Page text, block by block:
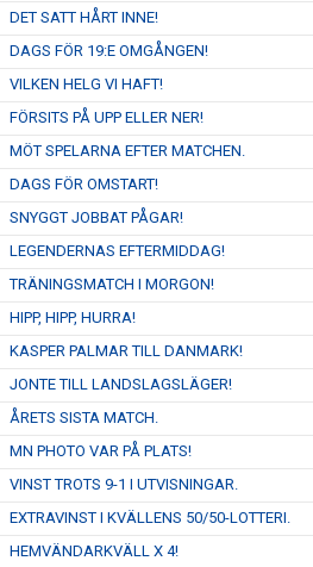
DET SATT HÅRT INNE!
DAGS FÖR 19:E OMGÅNGEN!
VILKEN HELG VI HAFT!
FÖRSITS PÅ UPP ELLER NER!
MÖT SPELARNA EFTER MATCHEN.
DAGS FÖR OMSTART!
SNYGGT JOBBAT PÅGAR!
LEGENDERNAS EFTERMIDDAG!
TRÄNINGSMATCH I MORGON!
HIPP, HIPP, HURRA!
KASPER PALMAR TILL DANMARK!
JONTE TILL LANDSLAGSLÄGER!
ÅRETS SISTA MATCH.
MN PHOTO VAR PÅ PLATS!
VINST TROTS 9-1 I UTVISNINGAR.
EXTRAVINST I KVÄLLENS 50/50-LOTTERI.
HEMVÄNDARKVÄLL X 4!